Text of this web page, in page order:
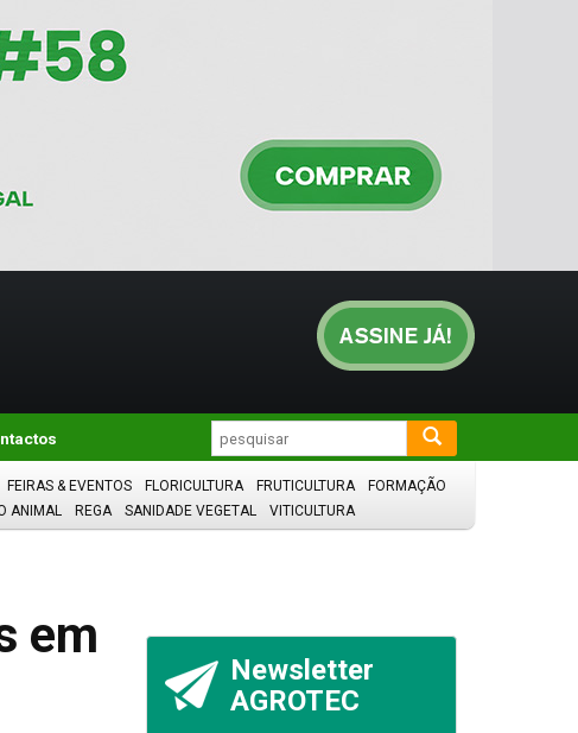
FEIRAS & EVENTOS FLORICULTURA FRUTICULTURA
FORMAÇÃO
ANIMAL REGA SANIDADE VEGETAL VITICULTURA
em
Newsletter
AGROTEC